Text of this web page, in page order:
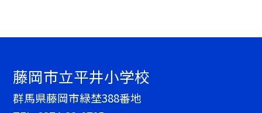
藤岡市立平井小学校
群馬県藤岡市緑埜388番地